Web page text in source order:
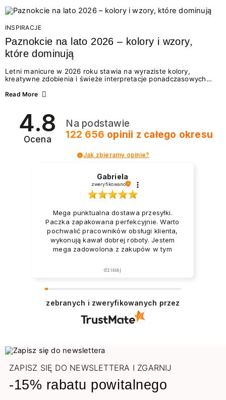
Motywem przewodnim jest eksplorowanie i kolekcjonowanie
letnich momentów. Z tej okazji przygotowaliśmy coś absolutnie
wyjątkowego: wielki konkurs z wakacje.pl oraz dawkę
najgorętszych trendów w...
INSPIRACJE
Paznokcie na lato 2026 – kolory i wzory,
które dominują
Letni manicure w 2026 roku stawia na wyraziste kolory,
kreatywne zdobienia i świeże interpretacje ponadczasowych
zarówno energetycznych odcieni inspirowanych wakacjami, jak
2026? Znajdź inspirację dla swojego manicure!
Read More
4.8
Ocena
Na podstawie
122 656 opinii z całego okresu
Jak zbieramy opinie?
Gabriela
zweryfikowano
Mega punktualna dostawa przesyłki.
Paczka zapakowana perfekcyjnie. Warto
pochwalić pracowników obsługi klienta,
wykonują kawał dobrej roboty. Jestem
mega zadowolona z zakupów w tym
dzisiaj
zebranych i zweryfikowanych przez
ZAPISZ SIĘ DO NEWSLETTERA I ZGARNIJ
-15% rabatu powitalnego